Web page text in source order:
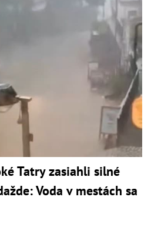
Tatry zasiahli silné
Voda v mestách sa